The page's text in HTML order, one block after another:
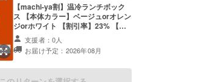
【machi-ya割】温冷ランチボック
ス 【本体カラー】ベージュorオレン
ジorホワイト 【割引率】23% 【一
般販売予定価格】33,000円（税込）
【セット内容】 本体セット、USB
充電ケーブル、取説 【配送費用】
支援者：0人
お届け予定：2026年08月